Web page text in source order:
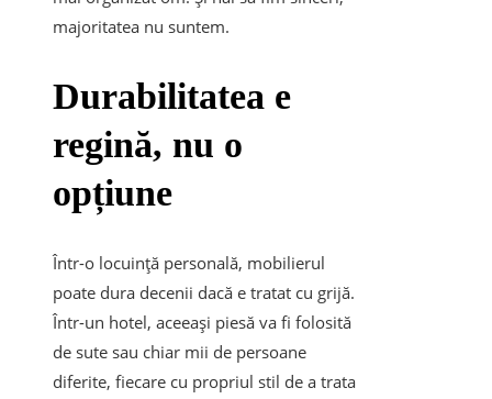
majoritatea nu suntem.
Durabilitatea e
regină, nu o
opțiune
Într-o locuință personală, mobilierul
poate dura decenii dacă e tratat cu grijă.
Într-un hotel, aceeași piesă va fi folosită
de sute sau chiar mii de persoane
diferite, fiecare cu propriul stil de a trata